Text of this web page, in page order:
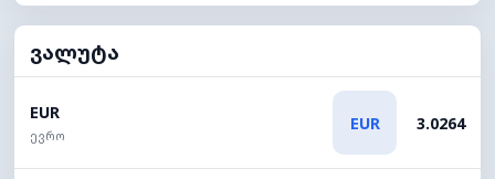
ვალუტა
EUR
ევრო
EUR 3.0264